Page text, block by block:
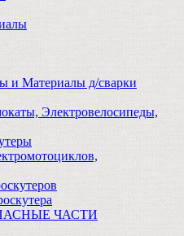
и Материалы д/сварки
Электровелосипеды,
ЧАСТИ